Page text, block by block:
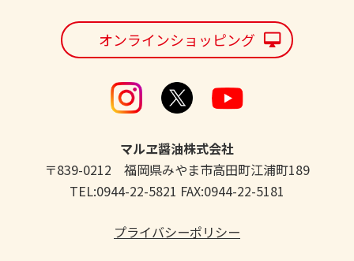
オンラインショッピング
マルヱ醤油株式会社
〒839-0212 福岡県みやま市高田町江浦町189
TEL:0944-22-5821 FAX:0944-22-5181
プライバシーポリシー